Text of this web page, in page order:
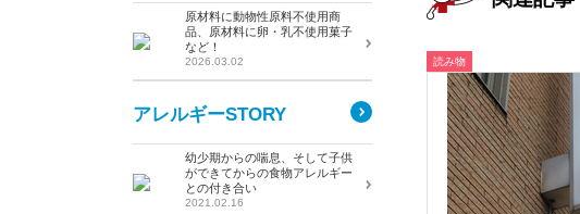
読み物
原材料に動物性原料不使用商
品、原材料に卵・乳不使用菓子
など！
2026.03.02
アレルギーSTORY
幼少期からの喘息、そして子供
ができてからの食物アレルギー
との付き合い
2021.02.16